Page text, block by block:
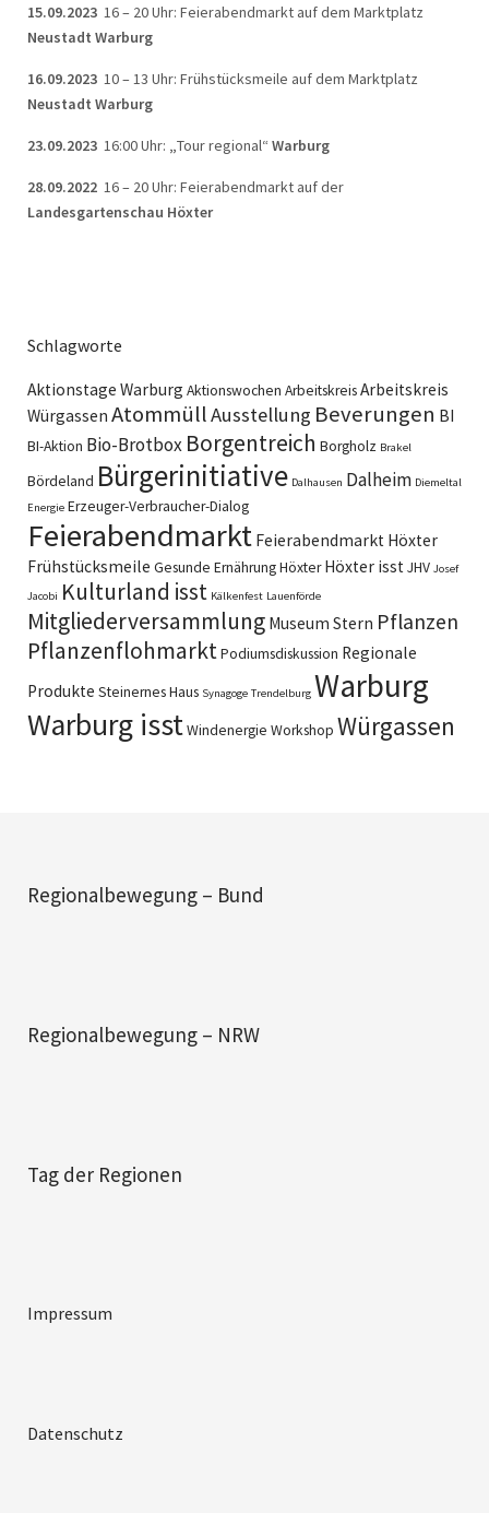
15.09.2023 16 – 20 Uhr: Feierabendmarkt auf dem Marktplatz
Neustadt Warburg
16.09.2023 10 – 13 Uhr: Frühstücksmeile auf dem Marktplatz
Neustadt Warburg
23.09.2023 16:00 Uhr: „Tour regional“ Warburg
28.09.2022 16 – 20 Uhr: Feierabendmarkt auf der
Landesgartenschau Höxter
Schlagworte
Aktionstage Warburg Aktionswochen ArbeitskreisArbeitskreis
Würgassen AtommüllAusstellung Beverungen BI
BI-Aktion Bio-Brotbox Borgentreich Borgholz Brakel
Bördeland Bürgerinitiative Dalhausen Dalheim Diemeltal
Energie Erzeuger-Verbraucher-Dialog
Feierabendmarkt Feierabendmarkt Höxter
Frühstücksmeile Gesunde ErnährungHöxter Höxter isstJHV Josef
Jacobi Kulturland isst Kälkenfest Lauenförde
Mitgliederversammlung Museum Stern Pflanzen
PflanzenflohmarktPodiumsdiskussion Regionale
Produkte Steinernes Haus Synagoge Trendelburg Warburg
Warburg isstWindenergie Workshop Würgassen
Regionalbewegung – Bund
Regionalbewegung – NRW
Tag der Regionen
Impressum
Datenschutz